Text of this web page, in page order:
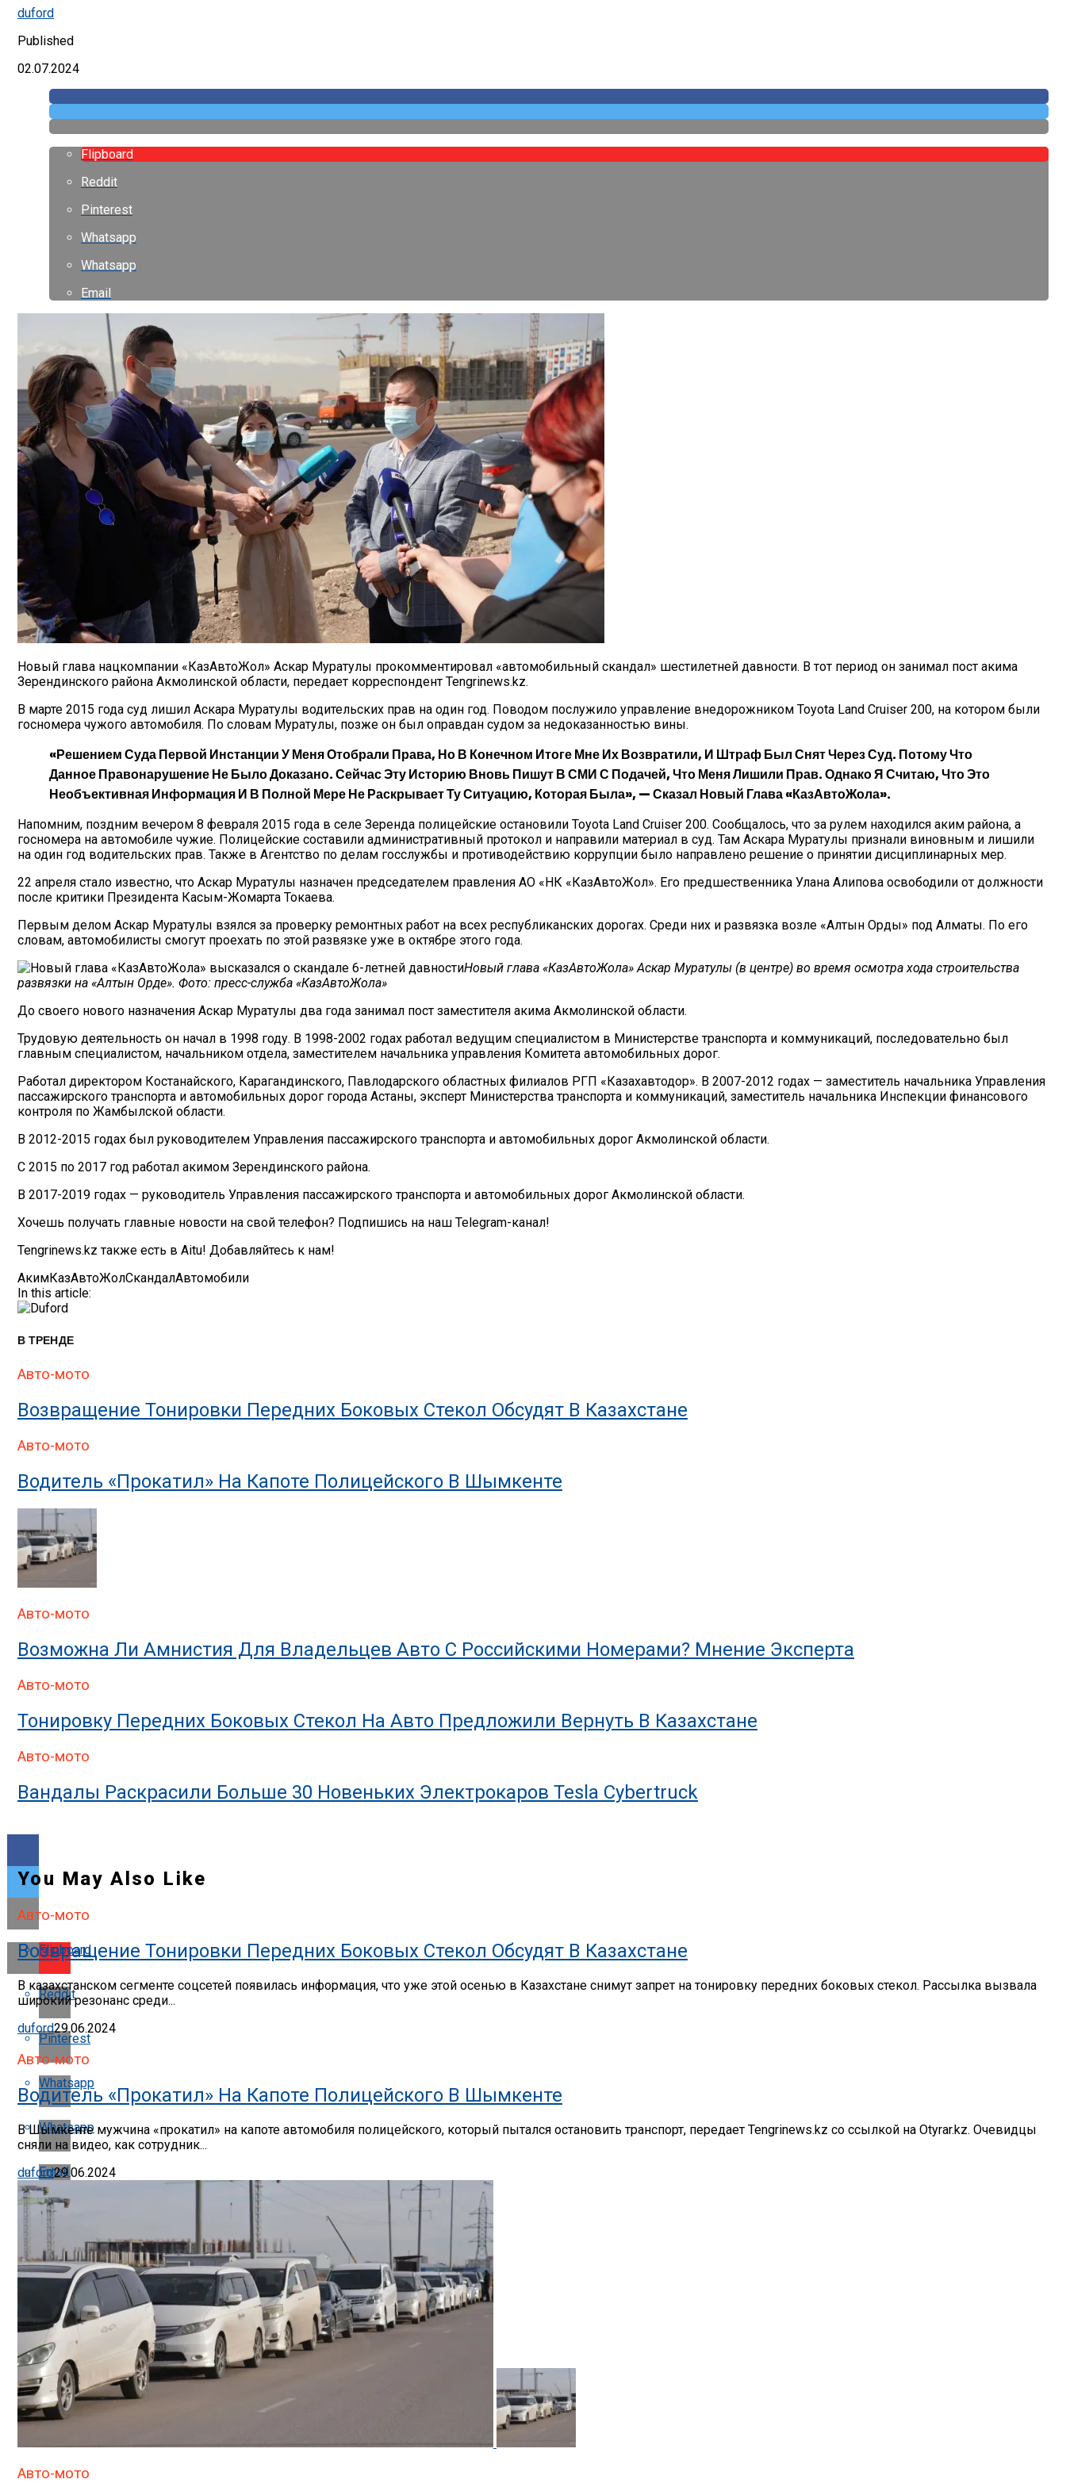
duford
Published
02.07.2024
Flipboard
Reddit
Pinterest
Whatsapp
Whatsapp
Email
Новый глава нацкомпании «КазАвтоЖол» Аскар Муратулы прокомментировал «автомобильный скандал» шестилетней давности. В тот период он занимал пост акима
Зерендинского района Акмолинской области, передает корреспондент Tengrinews.kz.
В марте 2015 года суд лишил Аскара Муратулы водительских прав на один год. Поводом послужило управление внедорожником Toyota Land Cruiser 200, на котором были
госномера чужого автомобиля. По словам Муратулы, позже он был оправдан судом за недоказанностью вины.
«Решением Суда Первой Инстанции У Меня Отобрали Права, Но В Конечном Итоге Мне Их Возвратили, И Штраф Был Снят Через Суд. Потому Что
Данное Правонарушение Не Было Доказано. Сейчас Эту Историю Вновь Пишут В СМИ С Подачей, Что Меня Лишили Прав. Однако Я Считаю, Что Это
Необъективная Информация И В Полной Мере Не Раскрывает Ту Ситуацию, Которая Была», — Сказал Новый Глава «КазАвтоЖола».
Напомним, поздним вечером 8 февраля 2015 года в селе Зеренда полицейские остановили Toyota Land Cruiser 200. Сообщалось, что за рулем находился аким района, а
госномера на автомобиле чужие. Полицейские составили административный протокол и направили материал в суд. Там Аскара Муратулы признали виновным и лишили
на один год водительских прав. Также в Агентство по делам госслужбы и противодействию коррупции было направлено решение о принятии дисциплинарных мер.
22 апреля стало известно, что Аскар Муратулы назначен председателем правления АО «НК «КазАвтоЖол». Его предшественника Улана Алипова освободили от должности
после критики Президента Касым-Жомарта Токаева.
Первым делом Аскар Муратулы взялся за проверку ремонтных работ на всех республиканских дорогах. Среди них и развязка возле «Алтын Орды» под Алматы. По его
словам, автомобилисты смогут проехать по этой развязке уже в октябре этого года.
Новый глава «КазАвтоЖола» Аскар Муратулы (в центре) во время осмотра хода строительства
развязки на «Алтын Орде». Фото: пресс-служба «КазАвтоЖола»
До своего нового назначения Аскар Муратулы два года занимал пост заместителя акима Акмолинской области.
Трудовую деятельность он начал в 1998 году. В 1998-2002 годах работал ведущим специалистом в Министерстве транспорта и коммуникаций, последовательно был
главным специалистом, начальником отдела, заместителем начальника управления Комитета автомобильных дорог.
Работал директором Костанайского, Карагандинского, Павлодарского областных филиалов РГП «Казахавтодор». В 2007-2012 годах — заместитель начальника Управления
пассажирского транспорта и автомобильных дорог города Астаны, эксперт Министерства транспорта и коммуникаций, заместитель начальника Инспекции финансового
контроля по Жамбылской области.
В 2012-2015 годах был руководителем Управления пассажирского транспорта и автомобильных дорог Акмолинской области.
С 2015 по 2017 год работал акимом Зерендинского района.
В 2017-2019 годах — руководитель Управления пассажирского транспорта и автомобильных дорог Акмолинской области.
Хочешь получать главные новости на свой телефон? Подпишись на наш Telegram-канал!
Tengrinews.kz также есть в Aitu! Добавляйтесь к нам!
АкимКазАвтоЖолСкандалАвтомобили
In this article:
В ТРЕНДЕ
Авто-мото
Возвращение Тонировки Передних Боковых Стекол Обсудят В Казахстане
Авто-мото
Водитель «прокатил» На Капоте Полицейского В Шымкенте
Авто-мото
Возможна Ли Амнистия Для Владельцев Авто С Российскими Номерами? Мнение Эксперта
Авто-мото
Тонировку Передних Боковых Стекол На Авто Предложили Вернуть В Казахстане
Авто-мото
Вандалы Раскрасили Больше 30 Новеньких Электрокаров Tesla Cybertruck
Flipboard
Reddit
Pinterest
Whatsapp
Whatsapp
Email
You May Also Like
Авто-мото
Возвращение Тонировки Передних Боковых Стекол Обсудят В Казахстане
В казахстанском сегменте соцсетей появилась информация, что уже этой осенью в Казахстане снимут запрет на тонировку передних боковых стекол. Рассылка вызвала
широкий резонанс среди...
duford29.06.2024
Авто-мото
Водитель «прокатил» На Капоте Полицейского В Шымкенте
В Шымкенте мужчина «прокатил» на капоте автомобиля полицейского, который пытался остановить транспорт, передает Tengrinews.kz со ссылкой на Otyrar.kz. Очевидцы
сняли на видео, как сотрудник...
duford29.06.2024
Авто-мото